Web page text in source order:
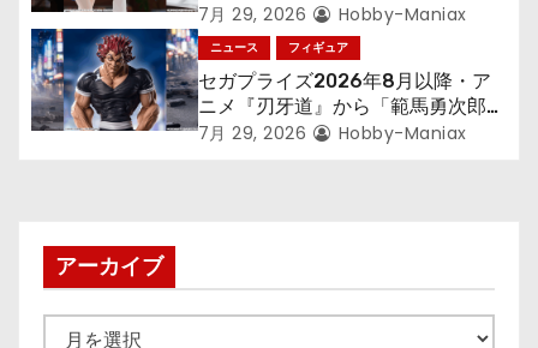
す～』から「ロキシー」のフィギュ
アが登場！
7月 29, 2026 Hobby-Maniax
ニュース フィギュア
セガプライズ2026年8月以降・ア
ニメ『刃牙道』から「範馬勇次郎」
が登場ッッ!!
7月 29, 2026 Hobby-Maniax
アーカイブ